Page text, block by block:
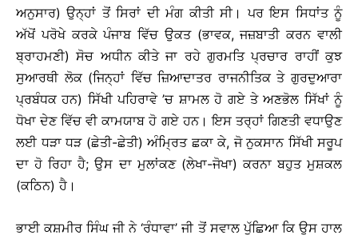
ਅਨੁਸਾਰ) ਉਨ੍ਹਾਂ ਤੋਂ ਸਿਰਾਂ ਦੀ ਮੰਗ ਕੀਤੀ ਸੀ। ਪਰ ਇਸ ਸਿਧਾਂਤ ਨੂੰ
ਅੱਖੋਂ ਪਰੋਖੇ ਕਰਕੇ ਪੰਜਾਬ ਵਿੱਚ ਉਕਤ (ਭਾਵਕ, ਜਜ਼ਬਾਤੀ ਕਰਨ ਵਾਲੀ
ਬ੍ਰਾਹਮਣੀ) ਸੋਚ ਅਧੀਨ ਕੀਤੇ ਜਾ ਰਹੇ ਗੁਰਮਤਿ ਪ੍ਰਚਾਰ ਰਾਹੀਂ ਕੁਝ
ਸੁਆਰਥੀ ਲੋਕ (ਜਿਨ੍ਹਾਂ ਵਿੱਚ ਜ਼ਿਆਦਾਤਰ ਰਾਜਨੀਤਿਕ ਤੇ ਗੁਰਦੁਆਰਾ
ਪ੍ਰਬੰਧਕ ਹਨ) ਸਿੱਖੀ ਪਹਿਰਾਵੇ ’ਚ ਸ਼ਾਮਲ ਹੋ ਗਏ ਤੇ ਅਣਭੋਲ ਸਿੱਖਾਂ ਨੂੰ
ਧੋਖਾ ਦੇਣ ਵਿੱਚ ਵੀ ਕਾਮਯਾਬ ਹੋ ਗਏ ਹਨ। ਇਸ ਤਰ੍ਹਾਂ ਗਿਣਤੀ ਵਧਾਉਣ
ਲਈ ਧੜਾ ਧੜ (ਛੇਤੀ-ਛੇਤੀ) ਅੰਮ੍ਰਿਤ ਛਕਾ ਕੇ, ਜੋ ਨੁਕਸਾਨ ਸਿੱਖੀ ਸਰੂਪ
ਦਾ ਹੋ ਰਿਹਾ ਹੈ; ਉਸ ਦਾ ਮੁਲਾਂਕਣ (ਲੇਖਾ-ਜੋਖਾ) ਕਰਨਾ ਬਹੁਤ ਮੁਸ਼ਕਲ
(ਕਠਿਨ) ਹੈ।
ਭਾਈ ਕਸ਼ਮੀਰ ਸਿੰਘ ਜੀ ਨੇ ‘ਰੰਧਾਵਾ’ ਜੀ ਤੋਂ ਸਵਾਲ ਪੁੱਛਿਆ ਕਿ ਉਸ ਹਾਲ